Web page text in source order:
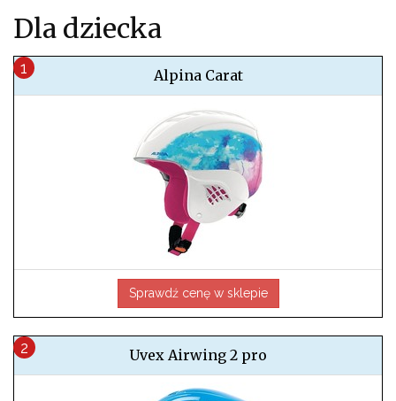
Dla dziecka
Alpina Carat
Sprawdź cenę w sklepie
Uvex Airwing 2 pro